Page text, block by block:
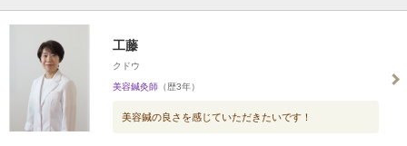
工藤
クドウ
美容鍼灸師 （歴3年）
美容鍼の良さを感じていただきたいです！